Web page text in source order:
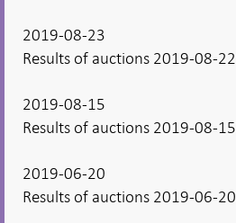
2019-08-23
Results of auctions 2019-08-22
2019-08-15
Results of auctions 2019-08-15
2019-06-20
Results of auctions 2019-06-20